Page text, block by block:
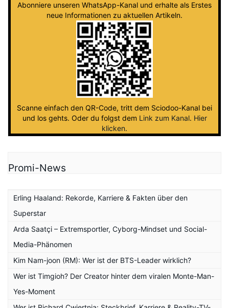
Abonniere unseren WhatsApp-Kanal und erhalte als Erstes
neue Informationen zu aktuellen Artikeln.
Scanne einfach den QR-Code, tritt dem Sciodoo-Kanal bei
und los gehts. Oder du folgst dem Link zum Kanal. Hier
klicken.
Promi-News
Erling Haaland: Rekorde, Karriere & Fakten über den
Superstar
Arda Saatçi – Extremsportler, Cyborg-Mindset und Social-
Media-Phänomen
Kim Nam-joon (RM): Wer ist der BTS-Leader wirklich?
Wer ist Timgioh? Der Creator hinter dem viralen Monte-Man-
Yes-Moment